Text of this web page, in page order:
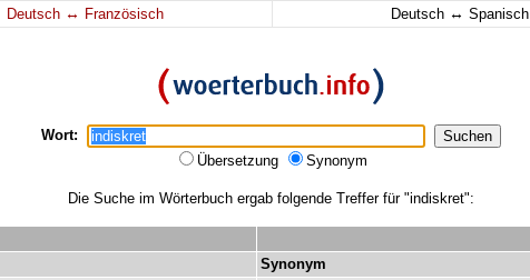
Deutsch ↔ Französisch Deutsch ↔ Spanisch
Wort:
Übersetzung
Synonym
Die Suche im Wörterbuch ergab folgende Treffer für "indiskret":
Synonym